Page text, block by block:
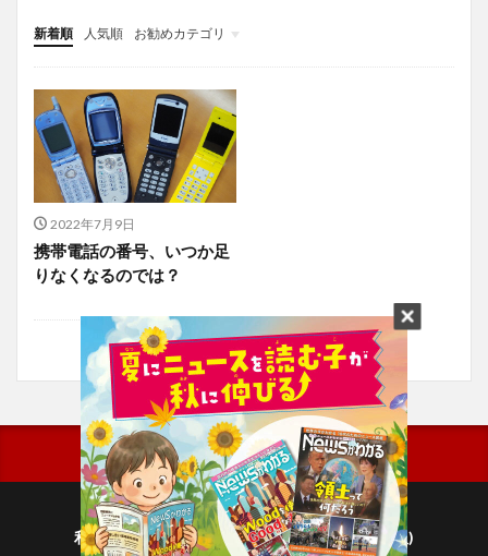
新着順 人気順
お勧めカテゴリ
投稿
学び
マンガ
電子書籍
2022年7月9日
携帯電話の番号、いつか足
りなくなるのでは？
利用規約
プライバシーポリシー(毎日新聞出版)